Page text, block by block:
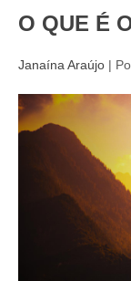
O QUE É
Janaína Araújo |